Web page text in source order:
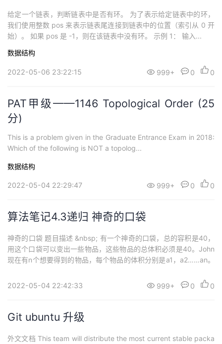
给定一个链表，判断链表中是否有环。 为了表示给定链表中的环，
我们使用整数 pos 来表示链表尾连接到链表中的位置（索引从 0 开
始）。 如果 pos 是 -1，则在该链表中没有环。 示例 1： 输入...
数据结构
2022-05-06 23:22:15 999+ 0 0
PAT甲级——1146 Topological Order (25
分)
This is a problem given in the Graduate Entrance Exam in 2018:
Which of the following is NOT a topolog...
数据结构
2022-05-04 22:29:47 999+ 0 0
算法笔记4.3递归 神奇的口袋
神奇的口袋 题目描述 &nbsp; 有一个神奇的口袋，总的容积是40，
用这个口袋可以变出一些物品，这些物品的总体积必须是40。John
现在有n个想要得到的物品，每个物品的体积分别是a1，a2……an。
那么利用这个神奇的口袋，John就可以得到这些物品。现在的问题
2022-05-04 22:42:33 999+ 0 0
Git ubuntu 升级
外文文档 This team will distribute the most current stable packa